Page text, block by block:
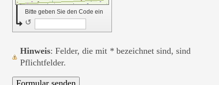
Bitte geben Sie den Code ein
↺
Hinweis : Felder, die mit * bezeichnet sind, sind
Pflichtfelder.